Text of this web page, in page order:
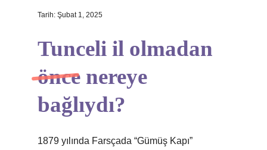
Tarih: Şubat 1, 2025
Tunceli il olmadan
önce nereye
bağlıydı?
1879 yılında Farsçada “Gümüş Kapı”